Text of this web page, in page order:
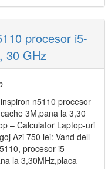
procesor i5-
30 GHz
n5110 procesor
3M,pana la 3,30
– Calculator Laptop-uri
Azi 750 lei: Vand dell
procesor i5-
la 3,30MHz,placa